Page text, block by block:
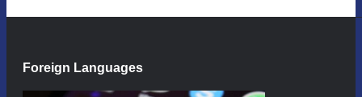
Foreign Languages